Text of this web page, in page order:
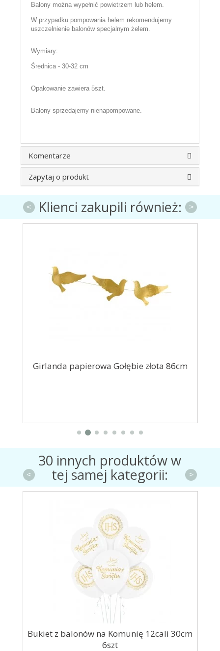
Balony można wypełnić powietrzem lub helem.
W przypadku pompowania helem rekomendujemy
uszczelnienie balonów specjalnym żelem.
Wymiary:
Średnica - 30-32 cm
Opakowanie zawiera 5szt.
Balony sprzedajemy nienapompowane.
Komentarze
Zapytaj o produkt
Klienci zakupili również:
Girlanda papierowa Gołębie złota 86cm
< >
30 innych produktów w
tej samej kategorii:
Bukiet z balonów na Komunię 12cali 30cm
6szt
< >